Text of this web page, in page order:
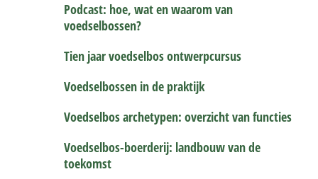
Podcast: hoe, wat en waarom van
voedselbossen?
Tien jaar voedselbos ontwerpcursus
Voedselbossen in de praktijk
Voedselbos archetypen: overzicht van functies
Voedselbos-boerderij: landbouw van de
toekomst